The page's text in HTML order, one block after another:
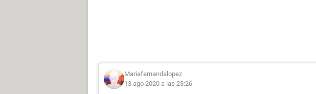
Mariafernandalopez
13 ago 2020 a las 23:26